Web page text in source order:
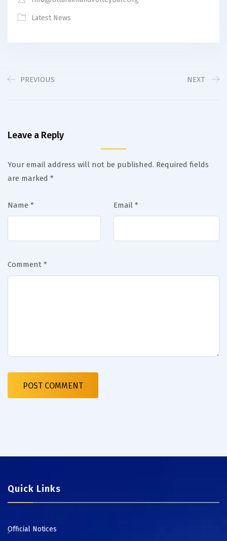
Latest News
PREVIOUS NEXT
Leave a Reply
Your email address will not be published. Required fields
are marked *
Name * Email *
Comment *
Quick Links
Official Notices